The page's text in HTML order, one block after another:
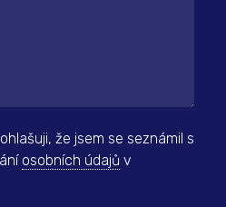
že jsem se seznámil s
osobních údajů v